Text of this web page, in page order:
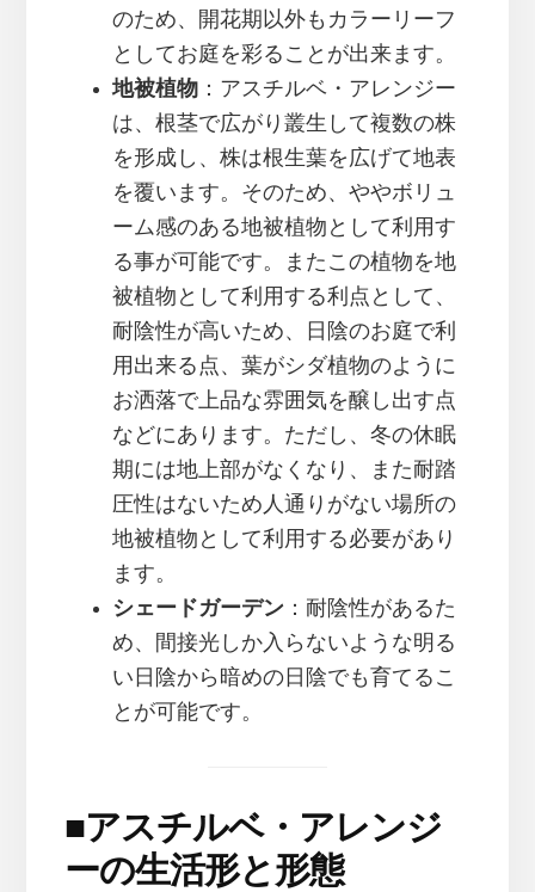
のため、開花期以外もカラーリーフ
としてお庭を彩ることが出来ます。
地被植物 ：アスチルベ・アレンジー
は、根茎で広がり叢生して複数の株
を形成し、株は根生葉を広げて地表
を覆います。そのため、ややボリュ
ーム感のある地被植物として利用す
る事が可能です。またこの植物を地
被植物として利用する利点として、
耐陰性が高いため、日陰のお庭で利
用出来る点、葉がシダ植物のように
お洒落で上品な雰囲気を醸し出す点
などにあります。ただし、冬の休眠
期には地上部がなくなり、また耐踏
圧性はないため人通りがない場所の
地被植物として利用する必要があり
ます。
シェードガーデン：耐陰性があるた
め、間接光しか入らないような明る
い日陰から暗めの日陰でも育てるこ
とが可能です。
■アスチルベ・アレンジ
ーの生活形と形態